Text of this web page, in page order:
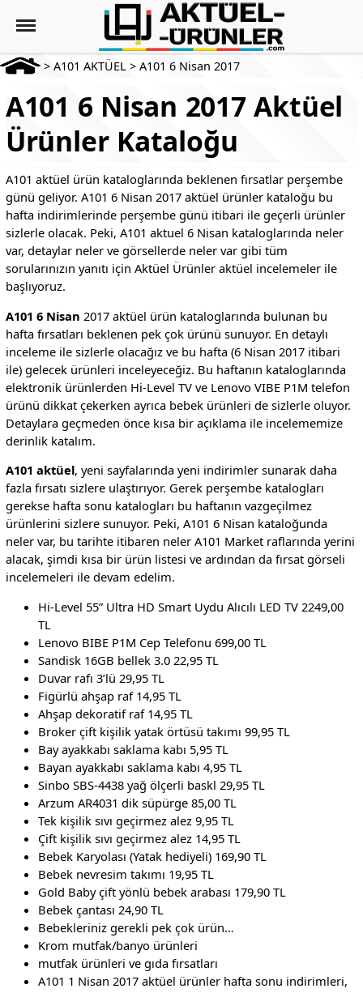
> A101 AKTÜEL > A101 6 Nisan 2017
A101 6 Nisan 2017 Aktüel
Ürünler Kataloğu
A101 aktüel ürün kataloglarında beklenen fırsatlar perşembe
günü geliyor. A101 6 Nisan 2017 aktüel ürünler kataloğu bu
hafta indirimlerinde perşembe günü itibari ile geçerli ürünler
sizlerle olacak. Peki, A101 aktuel 6 Nisan kataloglarında neler
var, detaylar neler ve görsellerde neler var gibi tüm
sorularınızın yanıtı için Aktüel Ürünler aktüel incelemeler ile
başlıyoruz.
A101 6 Nisan 2017 aktüel ürün kataloglarında bulunan bu
hafta fırsatları beklenen pek çok ürünü sunuyor. En detaylı
inceleme ile sizlerle olacağız ve bu hafta (6 Nisan 2017 itibari
ile) gelecek ürünleri inceleyeceğiz. Bu haftanın kataloglarında
elektronik ürünlerden Hi-Level TV ve Lenovo VIBE P1M telefon
ürünü dikkat çekerken ayrıca bebek ürünleri de sizlerle oluyor.
Detaylara geçmeden önce kısa bir açıklama ile incelememize
derinlik katalım.
A101 aktüel, yeni sayfalarında yeni indirimler sunarak daha
fazla fırsatı sizlere ulaştırıyor. Gerek perşembe katalogları
gerekse hafta sonu katalogları bu haftanın vazgeçilmez
ürünlerini sizlere sunuyor. Peki, A101 6 Nisan kataloğunda
neler var, bu tarihte itibaren neler A101 Market raflarında yerini
alacak, şimdi kısa bir ürün listesi ve ardından da fırsat görseli
incelemeleri ile devam edelim.
Hi-Level 55” Ultra HD Smart Uydu Alıcılı LED TV 2249,00
TL
Lenovo BIBE P1M Cep Telefonu 699,00 TL
Sandisk 16GB bellek 3.0 22,95 TL
Duvar rafı 3’lü 29,95 TL
Figürlü ahşap raf 14,95 TL
Ahşap dekoratif raf 14,95 TL
Broker çift kişilik yatak örtüsü takımı 99,95 TL
Bay ayakkabı saklama kabı 5,95 TL
Bayan ayakkabı saklama kabı 4,95 TL
Sinbo SBS-4438 yağ ölçerli baskl 29,95 TL
Arzum AR4031 dik süpürge 85,00 TL
Tek kişilik sıvı geçirmez alez 9,95 TL
Çift kişilik sıvı geçirmez alez 14,95 TL
Bebek Karyolası (Yatak hediyeli) 169,90 TL
Bebek nevresim takımı 19,95 TL
Gold Baby çift yönlü bebek arabası 179,90 TL
Bebek çantası 24,90 TL
Bebekleriniz gerekli pek çok ürün…
Krom mutfak/banyo ürünleri
mutfak ürünleri ve gıda fırsatları
A101 1 Nisan 2017 aktüel ürünler hafta sonu indirimleri,